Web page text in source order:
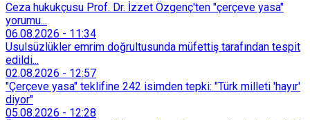
Ceza hukukçusu Prof. Dr. İzzet Özgenç'ten "çerçeve yasa"
yorumu...
06.08.2026 - 11:34
Usulsüzlükler emrim doğrultusunda müfettiş tarafından tespit
edildi...
02.08.2026 - 12:57
"Çerçeve yasa" teklifine 242 isimden tepki: "Türk milleti 'hayır'
diyor"
05.08.2026 - 12:28